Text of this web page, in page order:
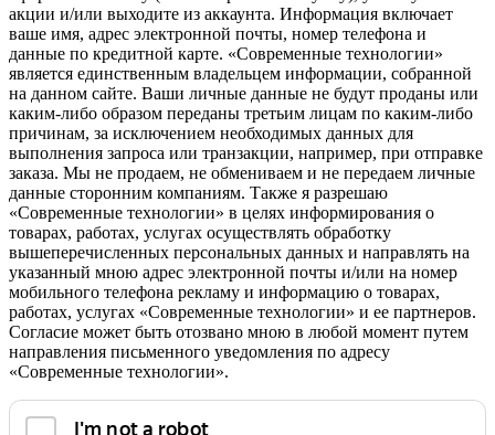
акции и/или выходите из аккаунта. Информация включает
ваше имя, адрес электронной почты, номер телефона и
данные по кредитной карте. «Современные технологии»
является единственным владельцем информации, собранной
на данном сайте. Ваши личные данные не будут проданы или
каким-либо образом переданы третьим лицам по каким-либо
причинам, за исключением необходимых данных для
выполнения запроса или транзакции, например, при отправке
заказа. Мы не продаем, не обмениваем и не передаем личные
данные сторонним компаниям. Также я разрешаю
«Современные технологии» в целях информирования о
товарах, работах, услугах осуществлять обработку
вышеперечисленных персональных данных и направлять на
указанный мною адрес электронной почты и/или на номер
мобильного телефона рекламу и информацию о товарах,
работах, услугах «Современные технологии» и ее партнеров.
Согласие может быть отозвано мною в любой момент путем
направления письменного уведомления по адресу
«Современные технологии».